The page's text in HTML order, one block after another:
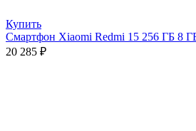
Купить
Смартфон Xiaomi Redmi 15 256 ГБ 8
20 285 ₽